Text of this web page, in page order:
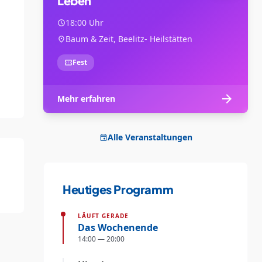
schedule18:00 Uhr
location_onBaum & Zeit, Beelitz- Heilstätten
confirmation_numberFest
Mehr erfahren arrow_forward
eventAlle Veranstaltungen
Heutiges Programm
LÄUFT GERADE
Das Wochenende
14:00 — 20:00